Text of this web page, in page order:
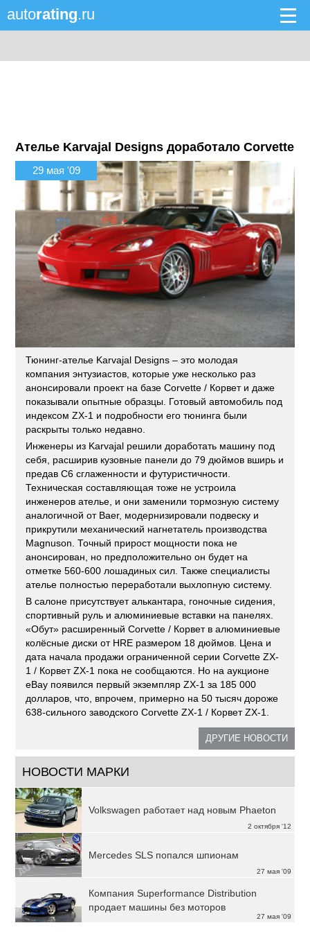
autorating.ru
Ателье Karvajal Designs доработало Corvette
29 мая '09
Тюнинг-ателье Karvajal Designs – это молодая
компания энтузиастов, которые уже несколько раз
анонсировали проект на базе Corvette / Корвет и даже
показывали опытные образцы. Готовый автомобиль под
индексом ZX-1 и подробности его тюнинга были
раскрыты только недавно.
Инженеры из Karvajal решили доработать машину под
себя, расширив кузовные панели до 79 дюймов вширь и
предав C6 сглаженности и футуристичности.
Техническая составляющая тоже не устроила
инженеров ателье, и они заменили тормозную систему
аналогичной от Baer, модернизировали подвеску и
прикрутили механический нагнетатель производства
Magnuson. Точный прирост мощности пока не
анонсирован, но предположительно он будет на
отметке 560-600 лошадиных сил. Также специалисты
ателье полностью переработали выхлопную систему.
В салоне присутствует алькантара, гоночные сидения,
спортивный руль и алюминиевые вставки на панелях.
«Обут» расширенный Corvette / Корвет в алюминиевые
колёсные диски от HRE размером 18 дюймов. Цена и
дата начала продажи ограниченной серии Corvette ZX-
1 / Корвет ZX-1 пока не сообщаются. Но на аукционе
eBay появился первый экземпляр ZX-1 за 185 000
долларов, что, впрочем, примерно на 50 тысяч дороже
638-сильного заводского Corvette ZX-1 / Корвет ZX-1.
ДРУГИЕ НОВОСТИ
НОВОСТИ МАРКИ
2 октября '12
Volkswagen работает над новым Phaeton
27 мая '09
Mercedes SLS попался шпионам
27 мая '09
Компания Superformance Distribution
продает машины без моторов